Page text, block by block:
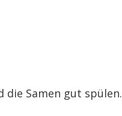
die Samen gut spülen.